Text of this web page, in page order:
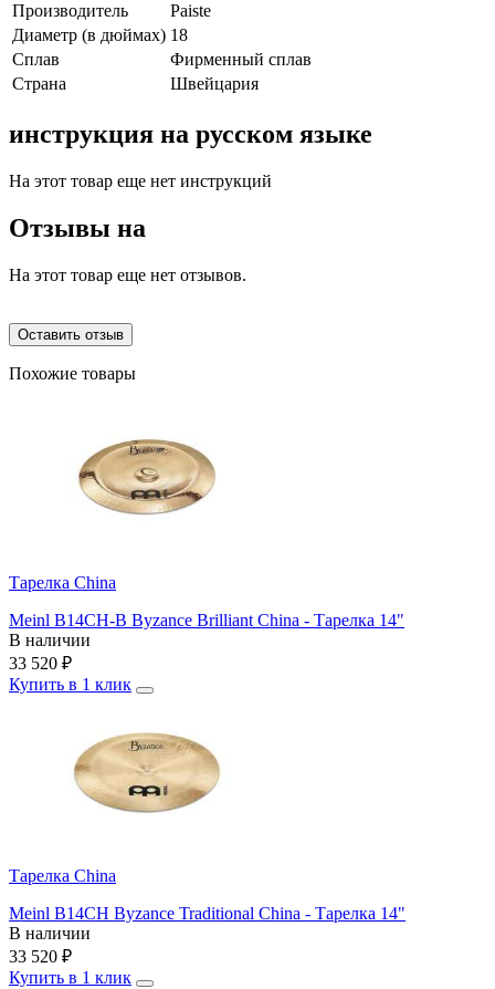
Производитель
Paiste
Диаметр (в дюймах) 18
Сплав
Фирменный сплав
Страна
Швейцария
инструкция на русском языке
На этот товар еще нет инструкций
Отзывы на
На этот товар еще нет отзывов.
Оставить отзыв
Похожие товары
Тарелка China
Meinl B14CH-B Byzance Brilliant China - Тарелка 14"
В наличии
33 520 ₽
Купить в 1 клик
Тарелка China
Meinl B14CH Byzance Traditional China - Тарелка 14"
В наличии
33 520 ₽
Купить в 1 клик